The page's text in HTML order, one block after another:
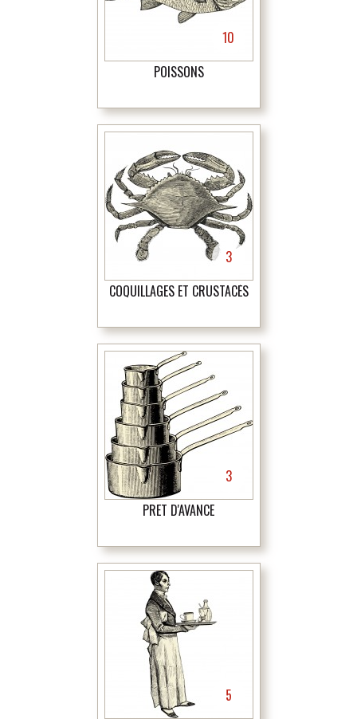
POISSONS
10
COQUILLAGES ET CRUSTACÉS
3
PRÊT D'AVANCE
3
5